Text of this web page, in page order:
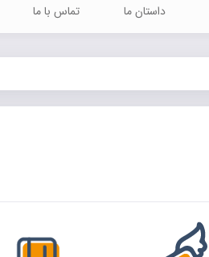
داستان ما تماس با ما